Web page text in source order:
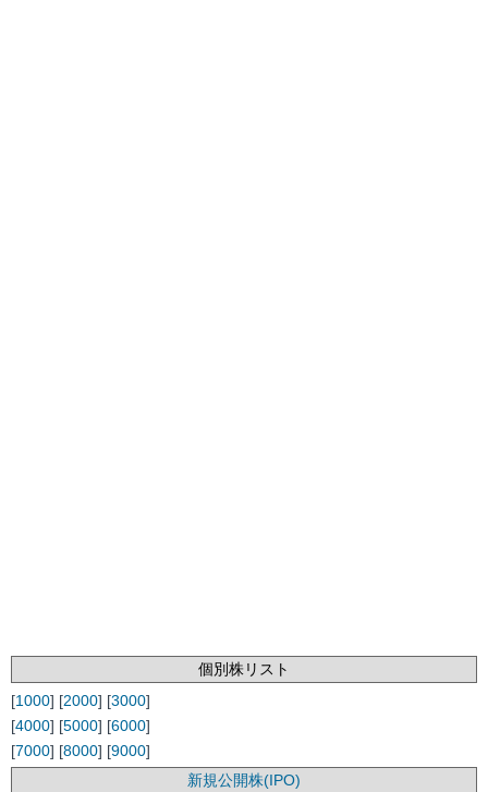
個別株リスト
[1000] [2000] [3000]
[4000] [5000] [6000]
[7000] [8000] [9000]
新規公開株(IPO)